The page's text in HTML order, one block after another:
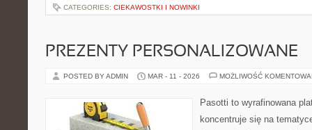
CATEGORIES: CIEKAWOSTKI I NOWINKI
PREZENTY PERSONALIZOWANE
POSTED BY ADMIN MAR - 11 - 2026 MOŻLIWOŚĆ
Pasotti to wyrafinowana
koncentruje się na